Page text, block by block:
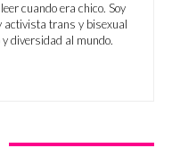
cuando era chico. Soy
activista trans y bisexual
y diversidad al mundo.